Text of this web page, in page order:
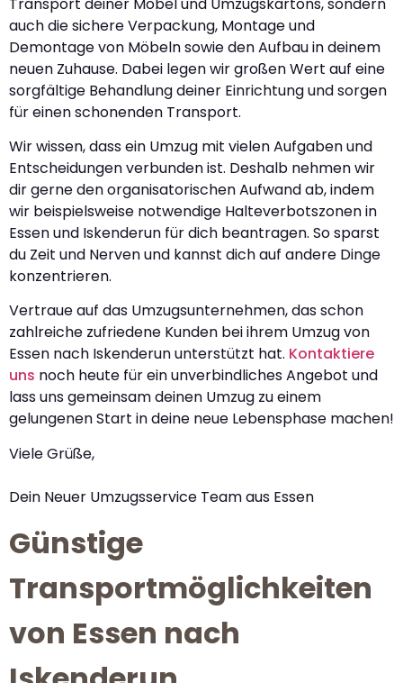
auch die sichere Verpackung, Montage und
Demontage von Möbeln sowie den Aufbau in deinem
neuen Zuhause. Dabei legen wir großen Wert auf eine
sorgfältige Behandlung deiner Einrichtung und sorgen
für einen schonenden Transport.
Wir wissen, dass ein Umzug mit vielen Aufgaben und
Entscheidungen verbunden ist. Deshalb nehmen wir
dir gerne den organisatorischen Aufwand ab, indem
wir beispielsweise notwendige Halteverbotszonen in
Essen und Iskenderun für dich beantragen. So sparst
du Zeit und Nerven und kannst dich auf andere Dinge
konzentrieren.
Vertraue auf das Umzugsunternehmen, das schon
zahlreiche zufriedene Kunden bei ihrem Umzug von
Essen nach Iskenderun unterstützt hat. Kontaktiere
uns noch heute für ein unverbindliches Angebot und
lass uns gemeinsam deinen Umzug zu einem
gelungenen Start in deine neue Lebensphase machen!
Viele Grüße,
Dein Neuer Umzugsservice Team aus Essen
Günstige
Transportmöglichkeiten
von Essen nach